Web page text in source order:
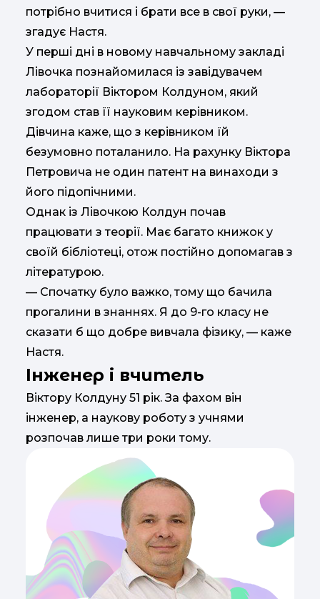
потрібно вчитися і брати все в свої руки, —
згадує Настя.
У перші дні в новому навчальному закладі
Лівочка познайомилася із завідувачем
лабораторії Віктором Колдуном, який
згодом став її науковим керівником.
Дівчина каже, що з керівником їй
безумовно поталанило. На рахунку Віктора
Петровича не один патент на винаходи з
його підопічними.
Однак із Лівочкою Колдун почав
працювати з теорії. Має багато книжок у
своїй бібліотеці, отож постійно допомагав з
літературою.
— Спочатку було важко, тому що бачила
прогалини в знаннях. Я до 9-го класу не
сказати б що добре вивчала фізику, — каже
Настя.
Інженер і вчитель
Віктору Колдуну 51 рік. За фахом він
інженер, а наукову роботу з учнями
розпочав лише три роки тому.